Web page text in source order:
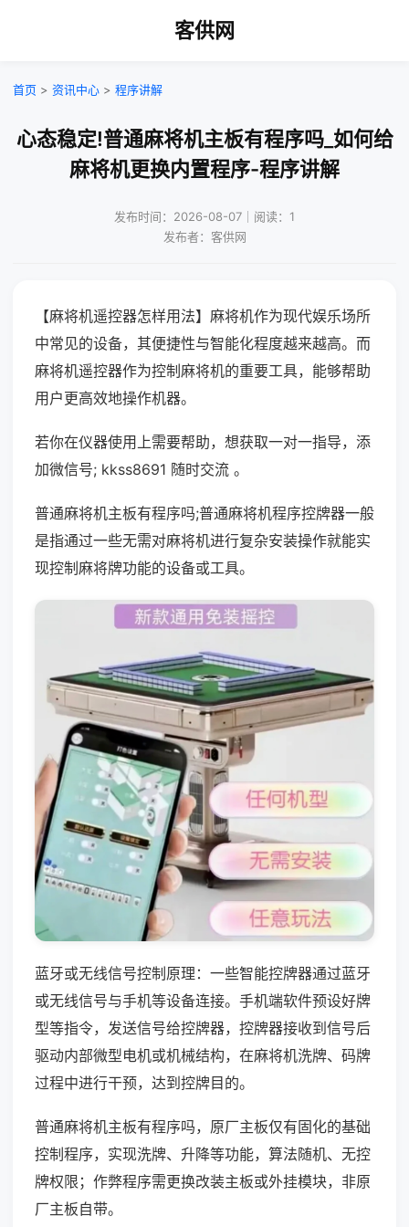
客供网
首页 > 资讯中心 > 程序讲解
心态稳定!普通麻将机主板有程序吗_如何给
麻将机更换内置程序-程序讲解
发布时间：2026-08-07｜阅读：1
发布者：客供网
【麻将机遥控器怎样用法】麻将机作为现代娱乐场所
中常见的设备，其便捷性与智能化程度越来越高。而
麻将机遥控器作为控制麻将机的重要工具，能够帮助
用户更高效地操作机器。
若你在仪器使用上需要帮助，想获取一对一指导，添
加微信号; kkss8691 随时交流 。
普通麻将机主板有程序吗;普通麻将机程序控牌器一般
是指通过一些无需对麻将机进行复杂安装操作就能实
现控制麻将牌功能的设备或工具。
蓝牙或无线信号控制原理：一些智能控牌器通过蓝牙
或无线信号与手机等设备连接。手机端软件预设好牌
型等指令，发送信号给控牌器，控牌器接收到信号后
驱动内部微型电机或机械结构，在麻将机洗牌、码牌
过程中进行干预，达到控牌目的。
普通麻将机主板有程序吗，原厂主板仅有固化的基础
控制程序，实现洗牌、升降等功能，算法随机、无控
牌权限；作弊程序需更换改装主板或外挂模块，非原
厂主板自带。